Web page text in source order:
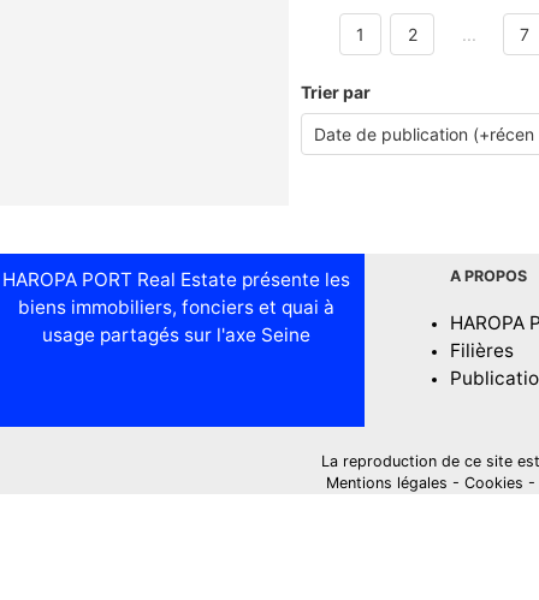
1 2 ... 7
Trier par
HAROPA PORT Real Estate présente les
biens immobiliers, fonciers et quai à
usage partagés sur l'axe Seine
A PROPOS
HAROPA
Filières
La reproduction de ce site
Mentions légales - Cookies -